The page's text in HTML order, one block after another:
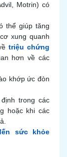
Motrin) có
thể giúp tăng
xung quanh
triệu chứng
hơn về các
khớp ức đòn
trong các
hoặc khi các
sức khỏe